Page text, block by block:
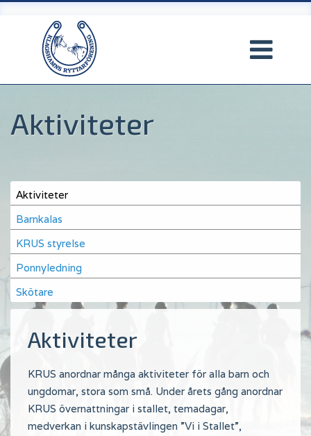
huvudinnehåll
Aktiviteter
Main
navigation
Aktiviteter
Barnkalas
KRUS styrelse
Ponnyledning
Skötare
Aktiviteter
KRUS anordnar många aktiviteter för alla barn och
ungdomar, stora som små. Under årets gång anordnar
KRUS övernattningar i stallet, temadagar,
medverkan i kunskapstävlingen ”Vi i Stallet”,